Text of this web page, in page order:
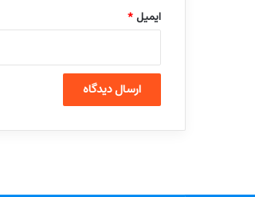
ایمیل*